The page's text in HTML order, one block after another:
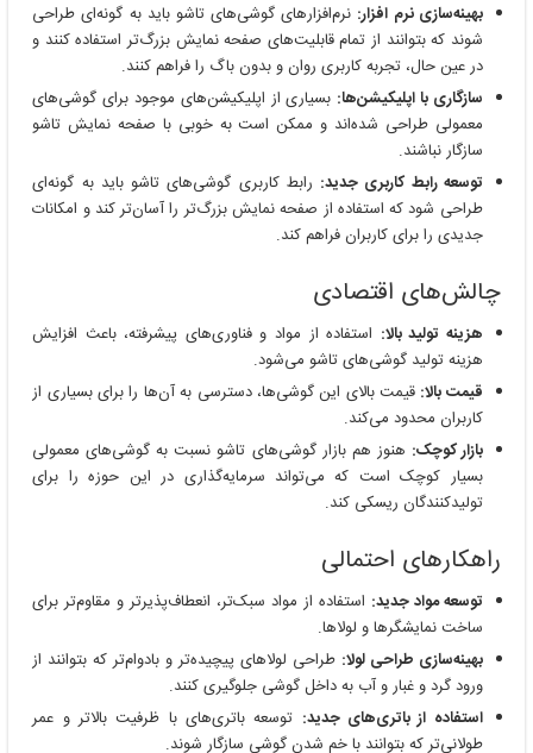
بهینه‌سازی نرم افزار: نرم‌افزارهای گوشی‌های تاشو باید به گونه‌ای طراحی
شوند که بتوانند از تمام قابلیت‌های صفحه نمایش بزرگ‌تر استفاده کنند و
در عین حال، تجربه کاربری روان و بدون باگ را فراهم کنند.
سازگاری با اپلیکیشن‌ها: بسیاری از اپلیکیشن‌های موجود برای گوشی‌های
معمولی طراحی شده‌اند و ممکن است به خوبی با صفحه نمایش تاشو
سازگار نباشند.
توسعه رابط کاربری جدید: رابط کاربری گوشی‌های تاشو باید به گونه‌ای
طراحی شود که استفاده از صفحه نمایش بزرگ‌تر را آسان‌تر کند و امکانات
جدیدی را برای کاربران فراهم کند.
چالش‌های اقتصادی
هزینه تولید بالا: استفاده از مواد و فناوری‌های پیشرفته، باعث افزایش
هزینه تولید گوشی‌های تاشو می‌شود.
قیمت بالا: قیمت بالای این گوشی‌ها، دسترسی به آن‌ها را برای بسیاری از
کاربران محدود می‌کند.
بازار کوچک: هنوز هم بازار گوشی‌های تاشو نسبت به گوشی‌های معمولی
بسیار کوچک است که می‌تواند سرمایه‌گذاری در این حوزه را برای
تولیدکنندگان ریسکی کند.
راهکارهای احتمالی
توسعه مواد جدید: استفاده از مواد سبک‌تر، انعطاف‌پذیرتر و مقاوم‌تر برای
ساخت نمایشگرها و لولاها.
بهینه‌سازی طراحی لولا: طراحی لولاهای پیچیده‌تر و بادوام‌تر که بتوانند از
ورود گرد و غبار و آب به داخل گوشی جلوگیری کنند.
استفاده از باتری‌های جدید: توسعه باتری‌های با ظرفیت بالاتر و عمر
طولانی‌تر که بتوانند با خم شدن گوشی سازگار شوند.